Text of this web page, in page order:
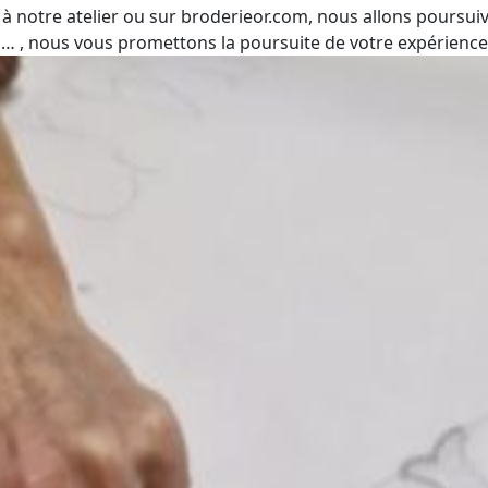
notre atelier ou sur broderieor.com, nous allons
, nous vous promettons la poursuite de votre